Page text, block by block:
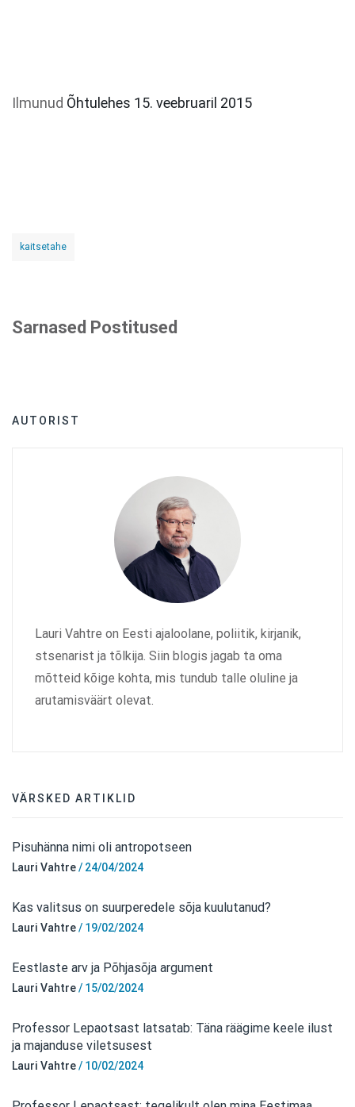
Ilmunud Õhtulehes 15. veebruaril 2015
kaitsetahe
Sarnased Postitused
AUTORIST
Lauri Vahtre on Eesti ajaloolane, poliitik, kirjanik,
stsenarist ja tõlkija. Siin blogis jagab ta oma
mõtteid kõige kohta, mis tundub talle oluline ja
arutamisväärt olevat.
VÄRSKED ARTIKLID
Pisuhänna nimi oli antropotseen
Lauri Vahtre/ 24/04/2024
Kas valitsus on suurperedele sõja kuulutanud?
Lauri Vahtre/ 19/02/2024
Eestlaste arv ja Põhjasõja argument
Lauri Vahtre/ 15/02/2024
Professor Lepaotsast latsatab: Täna räägime keele ilust
ja majanduse viletsusest
Lauri Vahtre/ 10/02/2024